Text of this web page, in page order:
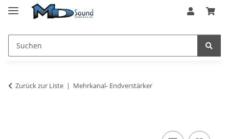
Zurück zur Liste Mehrkanal- Endverstärker